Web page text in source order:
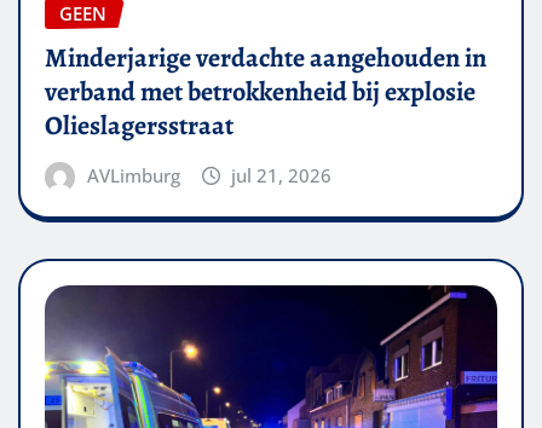
GEEN
Minderjarige verdachte aangehouden in
verband met betrokkenheid bij explosie
Olieslagersstraat
AVLimburg jul 21, 2026